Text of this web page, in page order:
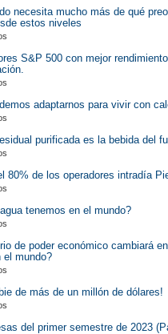
necesita mucho más de qué
estos niveles
S&P 500 con mejor
adaptarnos para vivir con
purificada es la bebida del
80% de los operadores intradía
tenemos en el mundo?
de poder económico cambiará
el mundo?
de más de un millón de dólares!
del primer semestre de 2023